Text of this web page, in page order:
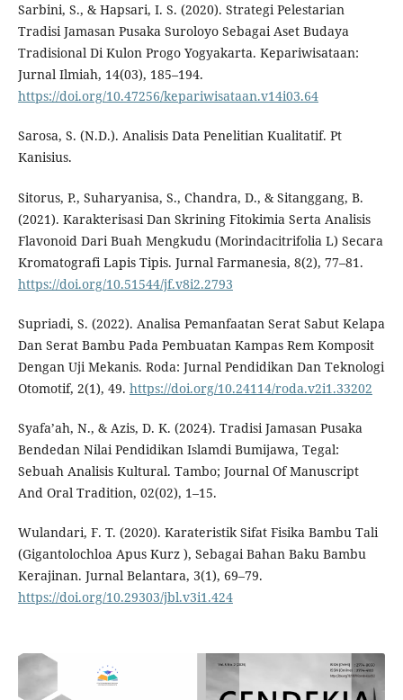
Sarbini, S., & Hapsari, I. S. (2020). Strategi Pelestarian
Tradisi Jamasan Pusaka Suroloyo Sebagai Aset Budaya
Tradisional Di Kulon Progo Yogyakarta. Kepariwisataan:
Jurnal Ilmiah, 14(03), 185–194.
https://doi.org/10.47256/kepariwisataan.v14i03.64
Sarosa, S. (N.D.). Analisis Data Penelitian Kualitatif. Pt
Kanisius.
Sitorus, P., Suharyanisa, S., Chandra, D., & Sitanggang, B.
(2021). Karakterisasi Dan Skrining Fitokimia Serta Analisis
Flavonoid Dari Buah Mengkudu (Morindacitrifolia L) Secara
Kromatografi Lapis Tipis. Jurnal Farmanesia, 8(2), 77–81.
https://doi.org/10.51544/jf.v8i2.2793
Supriadi, S. (2022). Analisa Pemanfaatan Serat Sabut Kelapa
Dan Serat Bambu Pada Pembuatan Kampas Rem Komposit
Dengan Uji Mekanis. Roda: Jurnal Pendidikan Dan Teknologi
Otomotif, 2(1), 49. https://doi.org/10.24114/roda.v2i1.33202
Syafa’ah, N., & Azis, D. K. (2024). Tradisi Jamasan Pusaka
Bendedan Nilai Pendidikan Islamdi Bumijawa, Tegal:
Sebuah Analisis Kultural. Tambo; Journal Of Manuscript
And Oral Tradition, 02(02), 1–15.
Wulandari, F. T. (2020). Karateristik Sifat Fisika Bambu Tali
(Gigantolochloa Apus Kurz ), Sebagai Bahan Baku Bambu
Kerajinan. Jurnal Belantara, 3(1), 69–79.
https://doi.org/10.29303/jbl.v3i1.424